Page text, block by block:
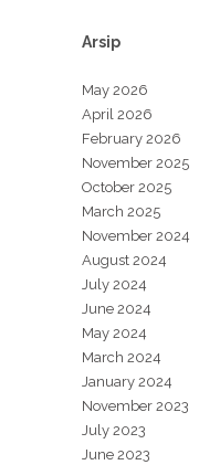
Arsip
May 2026
April 2026
February 2026
November 2025
October 2025
March 2025
November 2024
August 2024
July 2024
June 2024
May 2024
March 2024
January 2024
November 2023
July 2023
June 2023